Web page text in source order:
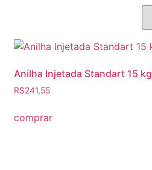
Anilha Injetada Standart 15 kg
R$241,55
comprar